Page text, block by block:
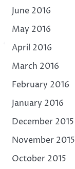
June 2016
May 2016
April 2016
March 2016
February 2016
January 2016
December 2015
November 2015
October 2015